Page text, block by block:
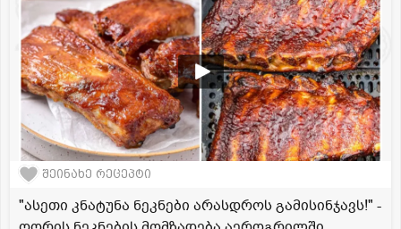
შეინახე რეცეპტი
"ასეთი კნატუნა ნეკნები არასდროს გამისინჯავს!" -